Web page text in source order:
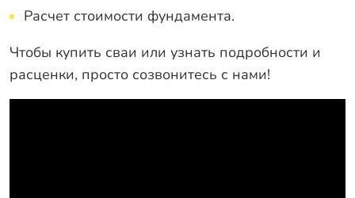
Расчет стоимости фундамента.
Чтобы купить сваи или узнать подробности и
расценки, просто созвонитесь с нами!